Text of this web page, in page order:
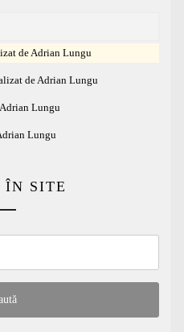
de Adrian Lungu
de Adrian Lungu
Lungu
Lungu
ÎN SITE